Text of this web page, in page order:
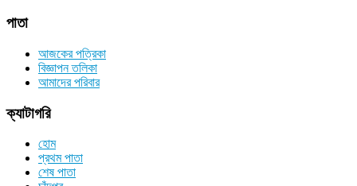
পাতা
আজকের পত্রিকা
বিজ্ঞাপন তলিকা
আমাদের পরিবার
ক্যাটাগরি
হোম
প্রথম পাতা
শেষ পাতা